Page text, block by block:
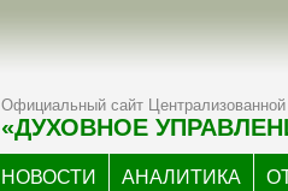
Официальный сайт Централизованной
«ДУХОВНОЕ
НОВОСТИ АНАЛИТИКА